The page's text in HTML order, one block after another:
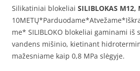
Silikatiniai blokeliai SILIBLOKAS M12,
me* SILIBLOKO blokeliai gaminami iš
vandens mišinio, kietinant
mažesniame kaip 0,8 MPa slėgyje.